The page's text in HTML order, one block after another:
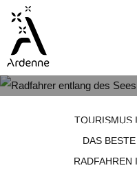
Direkt
zum
Inhalt
TOURISMUS
DAS
RADFAHREN